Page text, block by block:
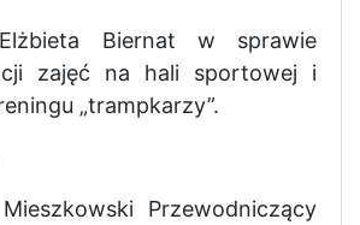
Biernat w sprawie
zajęć na hali sportowej i
„trampkarzy”.
Przewodniczący